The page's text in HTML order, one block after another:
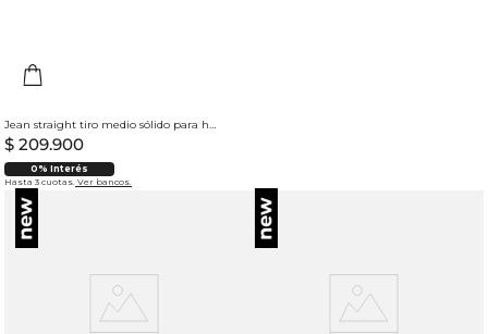
Jean straight tiro medio sólido para hombre
$ 209.900
0% Interés
Hasta 3 cuotas. Ver bancos.